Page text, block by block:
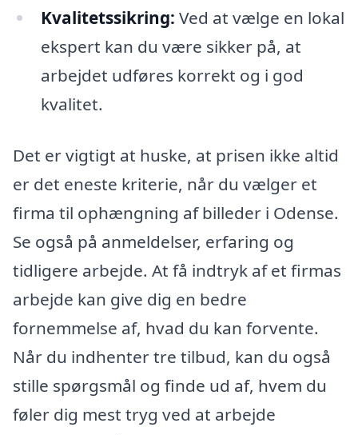
Kvalitetssikring: Ved at vælge en lokal
ekspert kan du være sikker på, at
arbejdet udføres korrekt og i god
kvalitet.
Det er vigtigt at huske, at prisen ikke altid
er det eneste kriterie, når du vælger et
firma til ophængning af billeder i Odense.
Se også på anmeldelser, erfaring og
tidligere arbejde. At få indtryk af et firmas
arbejde kan give dig en bedre
fornemmelse af, hvad du kan forvente.
Når du indhenter tre tilbud, kan du også
stille spørgsmål og finde ud af, hvem du
føler dig mest tryg ved at arbejde